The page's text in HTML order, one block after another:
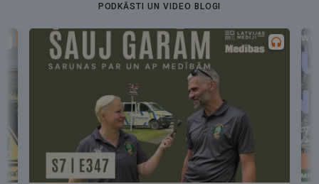
PODKĀSTI UN VIDEO BLOGI